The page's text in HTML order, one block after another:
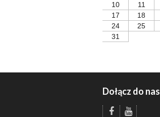
10
11
17
18
24
25
31
Dołącz do nas